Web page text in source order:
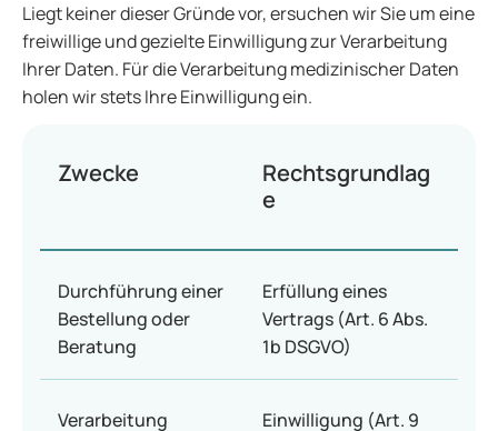
Liegt keiner dieser Gründe vor, ersuchen wir Sie um eine
freiwillige und gezielte Einwilligung zur Verarbeitung
Ihrer Daten. Für die Verarbeitung medizinischer Daten
holen wir stets Ihre Einwilligung ein.
Zwecke
Rechtsgrundlag
e
Durchführung einer
Bestellung oder
Beratung
Erfüllung eines
Vertrags (Art. 6 Abs.
1b DSGVO)
Verarbeitung
Einwilligung (Art. 9